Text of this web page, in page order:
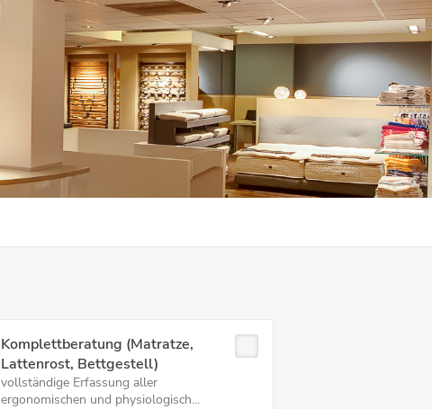
Komplettberatung (Matratze,
Lattenrost, Bettgestell)
vollständige Erfassung aller
ergonomischen und physiologisch...